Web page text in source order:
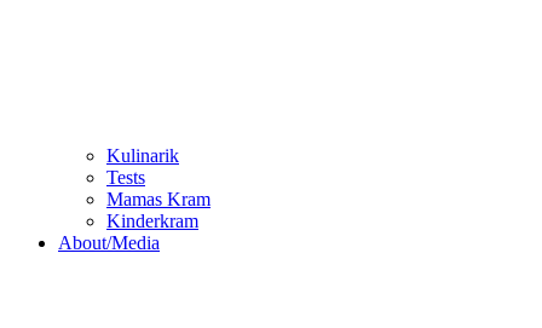
Kulinarik
Tests
Mamas Kram
Kinderkram
About/Media